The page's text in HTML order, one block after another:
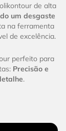
de alta
um desgaste
na ferramenta
de excelência.
perfeito para
Precisão e
.